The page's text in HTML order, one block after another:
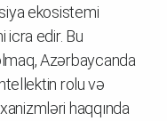
ekosistemi
icra edir. Bu
Azərbaycanda
rolu və
haqqında